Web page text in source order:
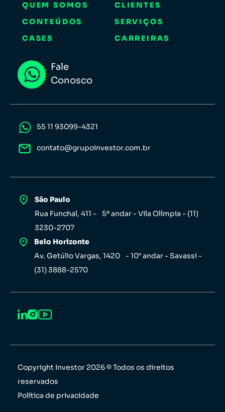
QUEM SOMOS
CLIENTES
CONTEÚDOS
SERVIÇOS
CASES
CARREIRAS
Fale
Conosco
55 11 93099-4321
contato@grupoinvestor.com.br
São Paulo
Rua Funchal, 411 - 5º andar - Vila Olímpia - (11)
3230-2707
Belo Horizonte
Av. Getúlio Vargas, 1420 - 10° andar - Savassi -
(31) 3888-2570
Copyright Investor 2026 © Todos os direitos
reservados
Política de privacidade